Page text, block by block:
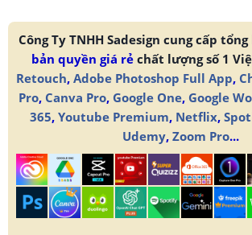
Công Ty TNHH Sadesign cung cấp
bản quyền giá rẻchất lượng số 1
Retouch, Adobe Photoshop Full App,
Pro, Canva Pro, Google One, Google
365, Youtube Premium, Netflix,
Udemy, Zoom Pro...